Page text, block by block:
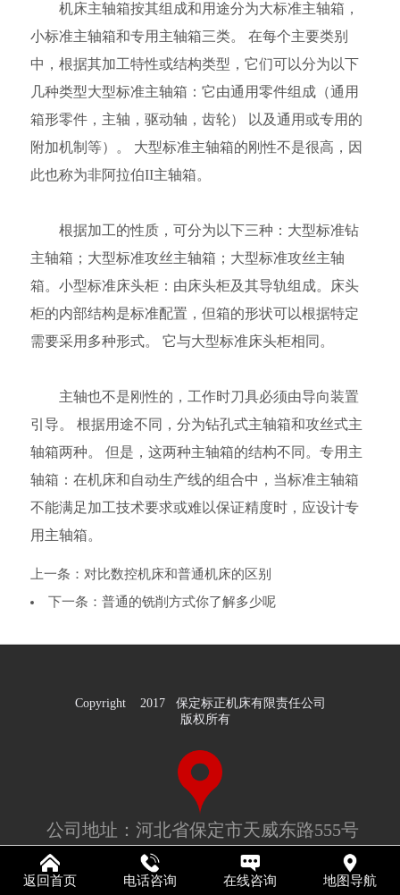
机床主轴箱按其组成和用途分为大标准主轴箱，
小标准主轴箱和专用主轴箱三类。 在每个主要类别
中，根据其加工特性或结构类型，它们可以分为以下
几种类型大型标准主轴箱：它由通用零件组成（通用
箱形零件，主轴，驱动轴，齿轮） 以及通用或专用的
附加机制等）。 大型标准主轴箱的刚性不是很高，因
此也称为非阿拉伯II主轴箱。
根据加工的性质，可分为以下三种：大型标准钻
主轴箱；大型标准攻丝主轴箱；大型标准攻丝主轴
箱。小型标准床头柜：由床头柜及其导轨组成。床头
柜的内部结构是标准配置，但箱的形状可以根据特定
需要采用多种形式。 它与大型标准床头柜相同。
主轴也不是刚性的，工作时刀具必须由导向装置
引导。 根据用途不同，分为钻孔式主轴箱和攻丝式主
轴箱两种。 但是，这两种主轴箱的结构不同。专用主
轴箱：在机床和自动生产线的组合中，当标准主轴箱
不能满足加工技术要求或难以保证精度时，应设计专
用主轴箱。
上一条： 对比数控机床和普通机床的区别
下一条：普通的铣削方式你了解多少呢
Copyright 2017 保定标正机床有限责任公司
版权所有
公司地址：河北省保定市天威东路555号
0312-5076766
返回首页 电话咨询 在线咨询 地图导航